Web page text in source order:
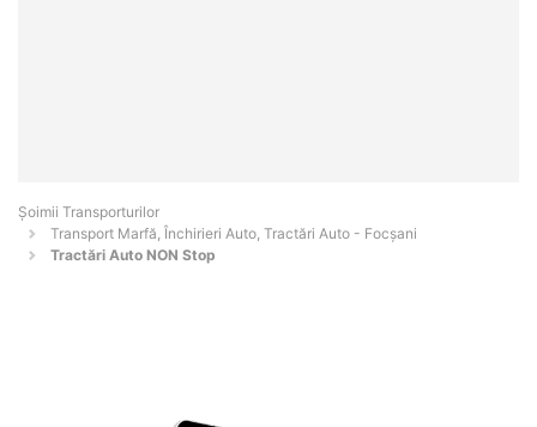
Șoimii Transporturilor
Transport Marfă, Închirieri Auto, Tractări Auto - Focşani
Tractări Auto NON Stop